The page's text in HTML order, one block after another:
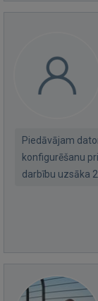
Piedāvājam
konfigurēšanu
darbību uzsāka